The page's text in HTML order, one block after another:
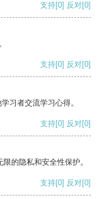
支持[0] 反对[0]
支持[0] 反对[0]
习者交流学习心得。
支持[0] 反对[0]
的隐私和安全性保护。
支持[0] 反对[0]